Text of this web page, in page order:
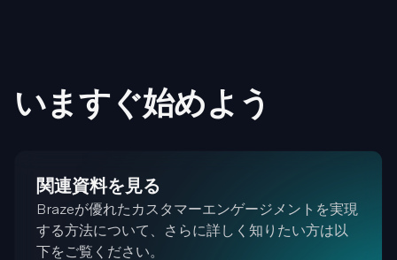
いますぐ始めよう
関連資料を見る
Brazeが優れたカスタマーエンゲージメントを実現
する方法について、さらに詳しく知りたい方は以
下をご覧ください。